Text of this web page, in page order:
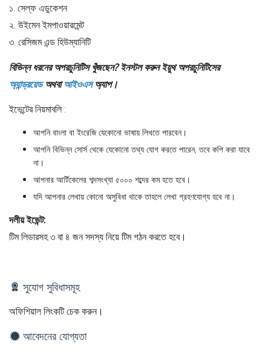
১. সেল্ফ এডুকেশন
২. উইমেন ইমপাওয়ারমেন্ট
৩. রেসিজম এন্ড হিউম্যানিটি
বিভিন্ন ধরনের অপরচুনিটিস খুঁজছেন? ইনস্টল করুন ইয়ুথ অপরচুনিটিসের
অ্যান্ড্রয়েডঅথবাআইওএসঅ্যাপ।
ইভেন্টের নিয়মাবলি :
আপনি বাংলা বা ইংরেজি যেকোনো ভাষায় লিখতে পারবেন।
আপনি বিভিন্ন সোর্স থেকে যেকোনো তথ্য যোগ করতে পারেন, তবে কপি করা যাবে
না।
আপনার আর্টিকেলের শব্দসংখ্যা ৫০০০ শব্দের কম হতে হবে।
যদি আপনার লেখায় কোনো অসুবিধা থাকে তাহলে লেখা গ্রহণযোগ্য হবে না।
দলীয় ইভেন্ট:
টিম লিডারসহ ৩ বা ৪ জন সদস্য নিয়ে টিম গঠন করতে হবে।
সুযোগ সুবিধাসমূহ
অফিশিয়াল লিংকটি চেক করুন।
আবেদনের যোগ্যতা